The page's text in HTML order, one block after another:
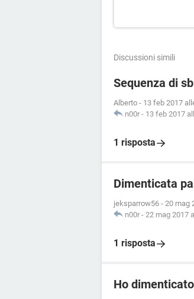
Discussioni simili
Sequenza di
Alberto - 13 feb 2017
n00r - 13 feb 2017
1 risposta
Dimenticata
jeksparrow56 - 20 mag
n00r - 22 mag 2017
1 risposta
Ho